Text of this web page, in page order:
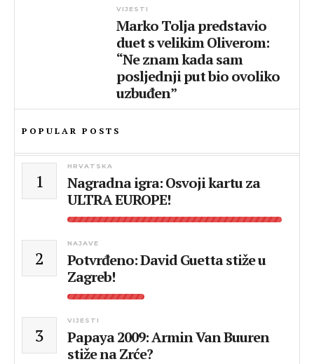
VIJESTI
Marko Tolja predstavio
duet s velikim Oliverom:
“Ne znam kada sam
posljednji put bio ovoliko
uzbuđen”
POPULAR POSTS
1
HRVATSKA
Nagradna igra: Osvoji kartu za
ULTRA EUROPE!
2
NAJAVE
Potvrđeno: David Guetta stiže u
Zagreb!
3
VIJESTI
Papaya 2009: Armin Van Buuren
stiže na Zrće?